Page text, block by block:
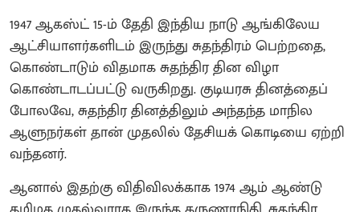
1947 ஆகஸ்ட் 15-ம் தேதி இந்திய நாடு ஆங்கிலேய
ஆட்சியாளர்களிடம் இருந்து சுதந்திரம் பெற்றதை,
கொண்டாடும் விதமாக சுதந்திர தின விழா
கொண்டாடப்பட்டு வருகிறது. குடியரசு தினத்தைப்
போலவே, சுதந்திர தினத்திலும் அந்தந்த மாநில
ஆளுநர்கள் தான் முதலில் தேசியக் கொடியை ஏற்றி
வந்தனர்.
ஆனால் இதற்கு விதிவிலக்காக 1974 ஆம் ஆண்டு